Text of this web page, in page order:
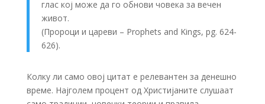
глас кој може да го обнови човека за вечен
живот.
(Пророци и цареви – Prophets and Kings, pg. 624-
626).
Колку ли само овој цитат е релевантен за денешно
време. Најголем процент од Христијаните слушаат